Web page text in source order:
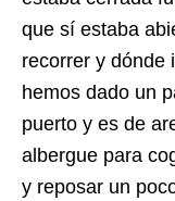
que sí estaba
recorrer y dónde
hemos dado un
puerto y es de
albergue para
y reposar un